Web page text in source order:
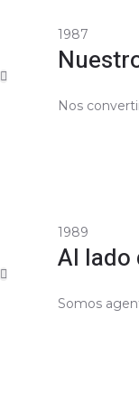
1987
Nos
1989
Al lado
Somos